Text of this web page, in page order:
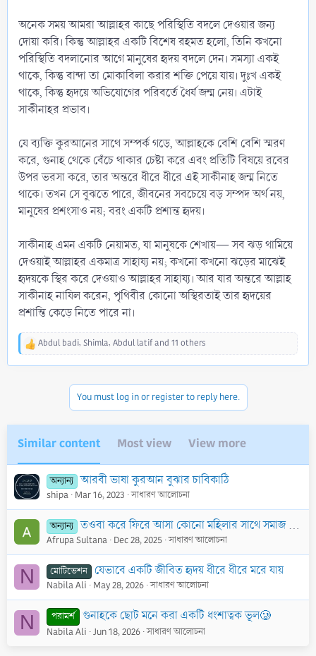
অনেক সময় আমরা আল্লাহর কাছে পরিস্থিতি বদলে দেওয়ার জন্য
দোয়া করি। কিন্তু আল্লাহর একটি বিশেষ রহমত হলো, তিনি কখনো
পরিস্থিতি বদলানোর আগে মানুষের হৃদয় বদলে দেন। সমস্যা একই
থাকে, কিন্তু বান্দা তা মোকাবিলা করার শক্তি পেয়ে যায়। দুঃখ একই
থাকে, কিন্তু হৃদয়ে অভিযোগের পরিবর্তে ধৈর্য জন্ম নেয়। এটাই
সাকীনাহর প্রভাব।
যে ব্যক্তি কুরআনের সাথে সম্পর্ক গড়ে, আল্লাহকে বেশি বেশি স্মরণ
করে, গুনাহ থেকে বেঁচে থাকার চেষ্টা করে এবং প্রতিটি বিষয়ে রবের
উপর ভরসা করে, তার অন্তরে ধীরে ধীরে এই সাকীনাহ জন্ম নিতে
থাকে। তখন সে বুঝতে পারে, জীবনের সবচেয়ে বড় সম্পদ অর্থ নয়,
মানুষের প্রশংসাও নয়; বরং একটি প্রশান্ত হৃদয়।
সাকীনাহ এমন একটি নেয়ামত, যা মানুষকে শেখায়— সব ঝড় থামিয়ে
দেওয়াই আল্লাহর একমাত্র সাহায্য নয়; কখনো কখনো ঝড়ের মাঝেই
হৃদয়কে স্থির করে দেওয়াও আল্লাহর সাহায্য। আর যার অন্তরে আল্লাহ
সাকীনাহ নাযিল করেন, পৃথিবীর কোনো অস্থিরতাই তার হৃদয়ের
প্রশান্তি কেড়ে নিতে পারে না।
R
o
n
s
:
Abdul badi, Shimla, Abdul latifand 11 others
You must log in or register to reply here.
Similar content Most view View more
অন্যান্য আরবী ভাষা কুরআন বুঝার চাবিকাঠি
shipa Mar 16, 2023 সাধারণ আলোচনা
অন্যান্য তওবা করে ফিরে আসা কোনো মহিলার সাথে সমাজ যে আচরণ করে-তার ব্যাপারে একটি প্রশ্ন-
Afrupa Sultana Dec 28, 2025 সাধারণ আলোচনা
N মোটিভেশন যেভাবে একটি জীবিত হৃদয় ধীরে ধীরে মরে যায়
Nabila Ali May 28, 2026 সাধারণ আলোচনা
N পরামর্শ গুনাহকে ছোট মনে করা একটি ধংশাত্বক ভূল🥲
Nabila Ali Jun 18, 2026 সাধারণ আলোচনা